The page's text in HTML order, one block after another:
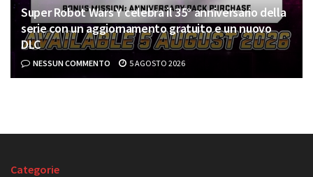
Super Robot Wars Y celebra il 35° anniversario della
serie con un aggiornamento gratuito e un nuovo
DLC
NESSUN COMMENTO 5 AGOSTO 2026
Categorie